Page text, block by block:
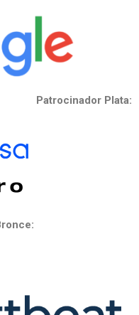
Patrocinador Plata: